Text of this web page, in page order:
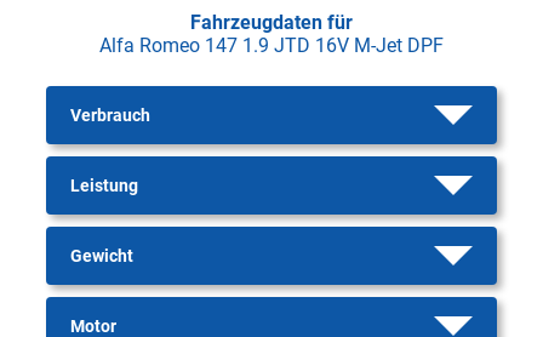
Fahrzeugdaten für
Alfa Romeo 147 1.9 JTD 16V M-Jet DPF
Verbrauch
Leistung
Gewicht
Motor